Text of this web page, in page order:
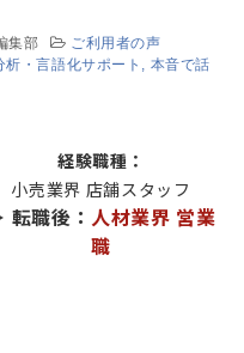
ィア
集部
ご利用者の声
析・言語化サポート
本音で話
経験職種：
小売業界 店舗スタッフ
転職後：人材業界 営業
職